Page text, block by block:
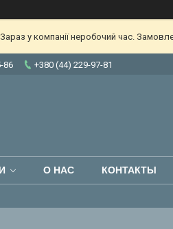
Зараз у компанії неробочий час.
86 +380 (44) 229-97-81
О НАС КОНТАКТЫ